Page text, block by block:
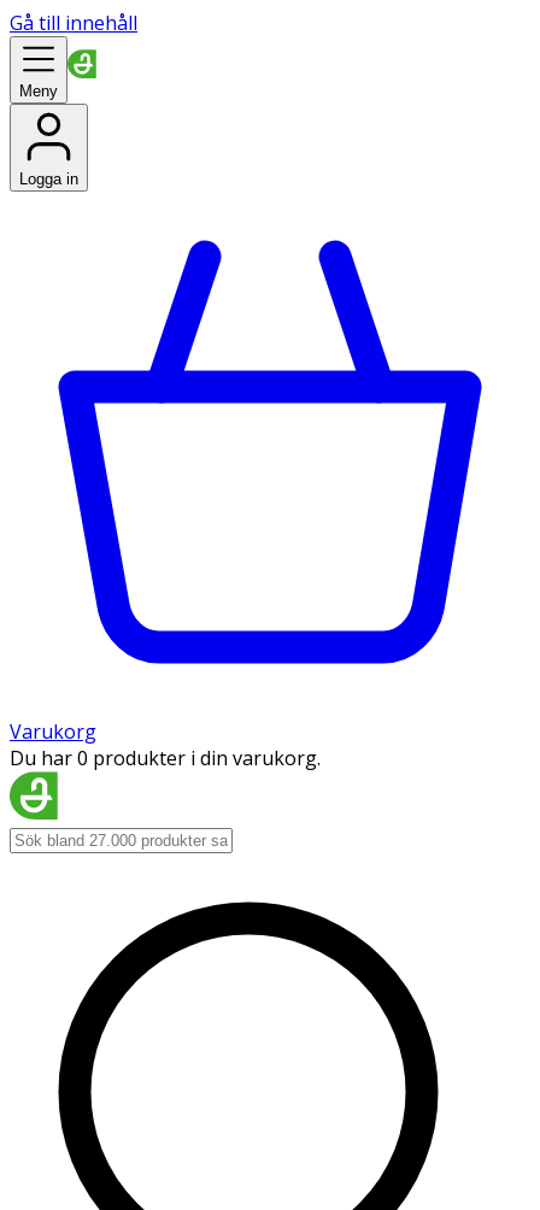
Gå till innehåll
Meny
Logga in
Varukorg
Du har 0 produkter i din varukorg.